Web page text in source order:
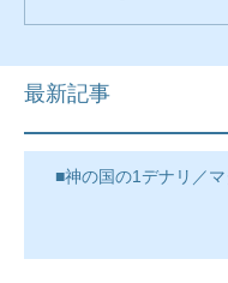
最新記事
■神の国の1デナリ／